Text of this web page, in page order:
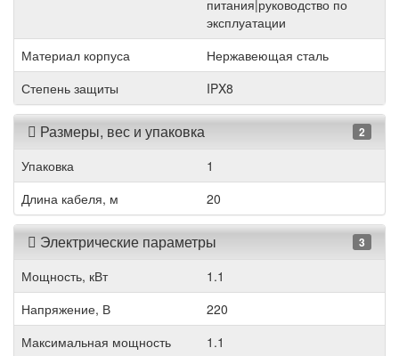
питания|руководство по
эксплуатации
Материал корпуса
Нержавеющая сталь
Степень защиты
IPX8
Размеры, вес и упаковка 2
Упаковка
1
Длина кабеля, м
20
Электрические параметры 3
Мощность, кВт
1.1
Напряжение, В
220
Максимальная мощность
1.1